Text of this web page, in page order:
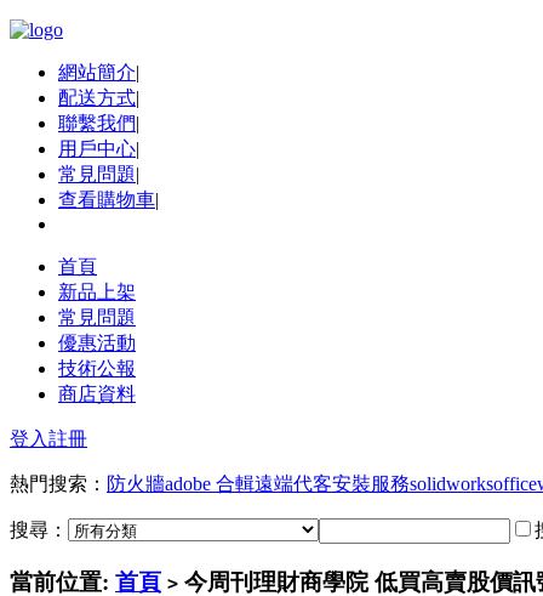
網站簡介|
配送方式|
聯繫我們|
用戶中心|
常見問題|
查看購物車|
首頁
新品上架
常見問題
優惠活動
技術公報
商店資料
登入註冊
熱門搜索： 防火牆adobe 合輯遠端代客安裝服務solidworksoffice
搜尋：
當前位置: 首頁 > 今周刊理財商學院 低買高賣股價